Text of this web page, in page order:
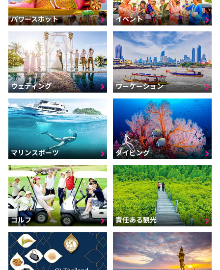
パワースポット イベント
ウェディング ワーケーション
マリンスポーツ ダイビング
ゴルフ 責任ある観光